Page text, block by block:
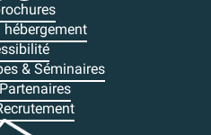
hébergement
& Séminaires